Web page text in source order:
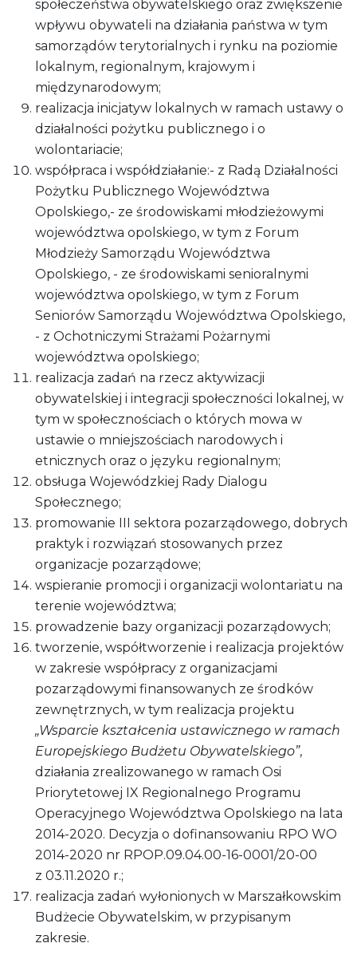
społeczeństwa obywatelskiego oraz zwiększenie
wpływu obywateli na działania państwa w tym
samorządów terytorialnych i rynku na poziomie
lokalnym, regionalnym, krajowym i
międzynarodowym;
realizacja inicjatyw lokalnych w ramach ustawy o
działalności pożytku publicznego i o
wolontariacie;
współpraca i współdziałanie:- z Radą Działalności
Pożytku Publicznego Województwa
Opolskiego,- ze środowiskami młodzieżowymi
województwa opolskiego, w tym z Forum
Młodzieży Samorządu Województwa
Opolskiego, - ze środowiskami senioralnymi
województwa opolskiego, w tym z Forum
Seniorów Samorządu Województwa Opolskiego,
- z Ochotniczymi Strażami Pożarnymi
województwa opolskiego;
realizacja zadań na rzecz aktywizacji
obywatelskiej i integracji społeczności lokalnej, w
tym w społecznościach o których mowa w
ustawie o mniejszościach narodowych i
etnicznych oraz o języku regionalnym;
obsługa Wojewódzkiej Rady Dialogu
Społecznego;
promowanie III sektora pozarządowego, dobrych
praktyk i rozwiązań stosowanych przez
organizacje pozarządowe;
wspieranie promocji i organizacji wolontariatu na
terenie województwa;
prowadzenie bazy organizacji pozarządowych;
tworzenie, współtworzenie i realizacja projektów
w zakresie współpracy z organizacjami
pozarządowymi finansowanych ze środków
zewnętrznych, w tym realizacja projektu
„Wsparcie kształcenia ustawicznego w ramach
Europejskiego Budżetu Obywatelskiego”,
działania zrealizowanego w ramach Osi
Priorytetowej IX Regionalnego Programu
Operacyjnego Województwa Opolskiego na lata
2014-2020. Decyzja o dofinansowaniu RPO WO
2014-2020 nr RPOP.09.04.00-16-0001/20-00
z 03.11.2020 r.;
realizacja zadań wyłonionych w Marszałkowskim
Budżecie Obywatelskim, w przypisanym
zakresie.